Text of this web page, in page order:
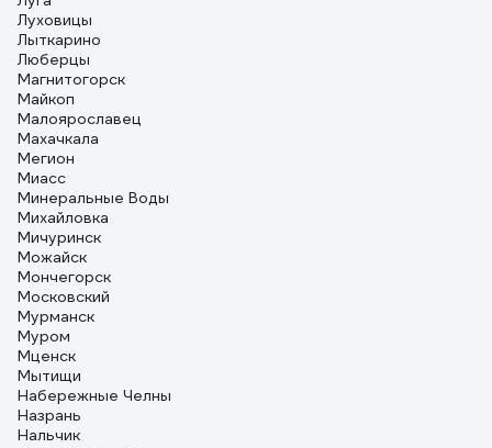
Луховицы
Лыткарино
Люберцы
Магнитогорск
Майкоп
Малоярославец
Махачкала
Мегион
Миасс
Минеральные Воды
Михайловка
Мичуринск
Можайск
Мончегорск
Московский
Мурманск
Муром
Мценск
Мытищи
Набережные Челны
Назрань
Нальчик